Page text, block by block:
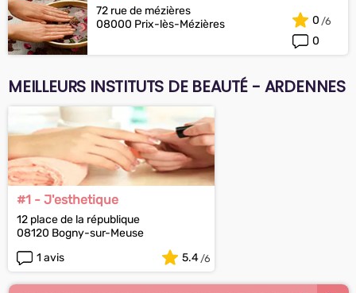
72 rue de mézières
08000 Prix-lès-Mézières
0
0
MEILLEURS INSTITUTS DE BEAUTÉ - ARDENNES
#1 - J'esthetique
12 place de la république
08120 Bogny-sur-Meuse
1 avis
5.4